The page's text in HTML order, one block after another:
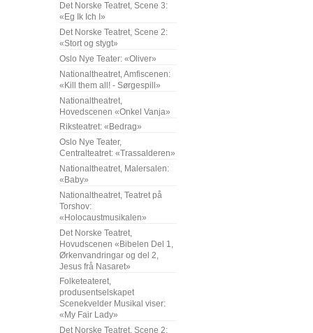
Det Norske Teatret, Scene 3:
«Eg Ik Ich I»
Det Norske Teatret, Scene 2:
«Stort og stygt»
Oslo Nye Teater: «Oliver»
Nationaltheatret, Amfiscenen:
«Kill them all! - Sørgespill»
Nationaltheatret,
Hovedscenen «Onkel Vanja»
Riksteatret: «Bedrag»
Oslo Nye Teater,
Centralteatret: «Trassalderen»
Nationaltheatret, Malersalen:
«Baby»
Nationaltheatret, Teatret på
Torshov:
«Holocaustmusikalen»
Det Norske Teatret,
Hovudscenen «Bibelen Del 1,
Ørkenvandringar og del 2,
Jesus frå Nasaret»
Folketeateret,
produsentselskapet
Scenekvelder Musikal viser:
«My Fair Lady»
Det Norske Teatret, Scene 2: